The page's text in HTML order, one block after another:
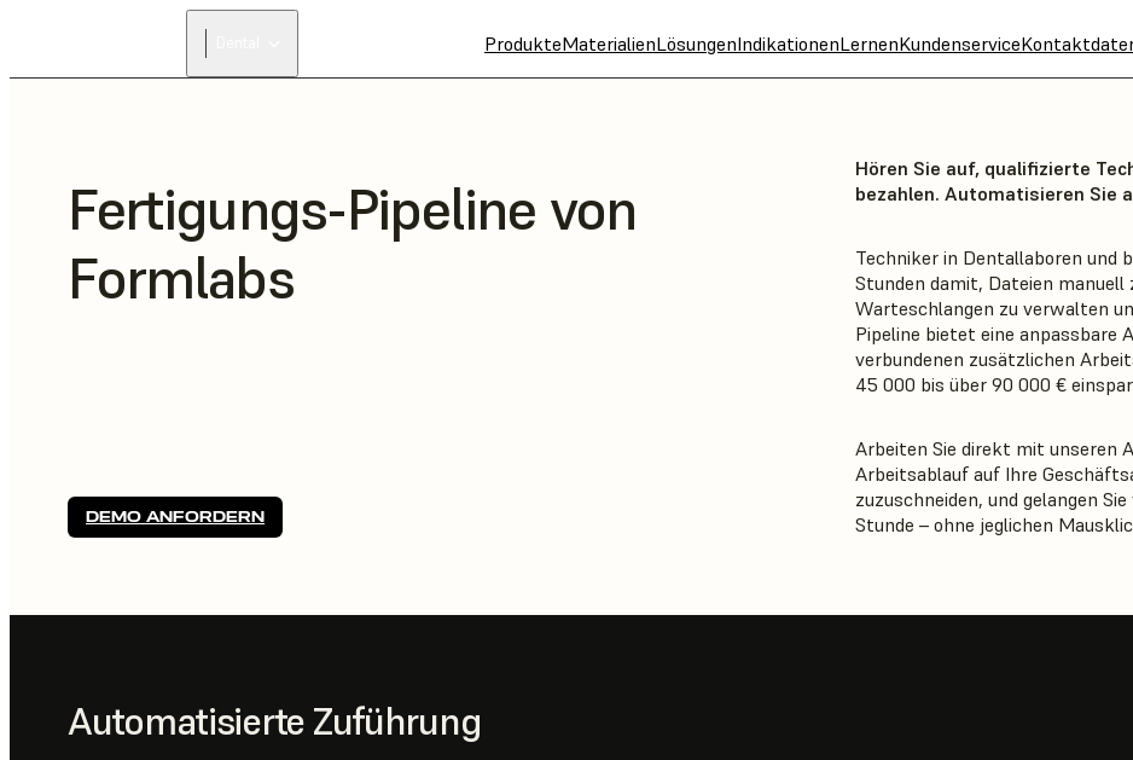
ProdukteMaterialienLösungenIndikationenLernenKundenservice
Fertigungs-Pipeline von
Formlabs
DEMO ANFORDERN
Hören Sie auf, qualifizierte
bezahlen. Automatisieren Sie
Techniker in Dentallaboren und
Stunden damit, Dateien
Warteschlangen zu verwalten
Pipeline bietet eine anpassbare
verbundenen zusätzlichen
45 000 bis über 90 000 €
Arbeiten Sie direkt mit unseren
Arbeitsablauf auf Ihre
zuzuschneiden, und gelangen
Stunde – ohne jeglichen
Automatisierte Zuführung